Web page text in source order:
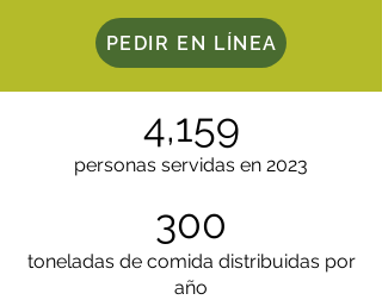
PEDIR EN LÍNEA
4,159
personas servidas en 2023
300
toneladas de comida distribuidas por
año